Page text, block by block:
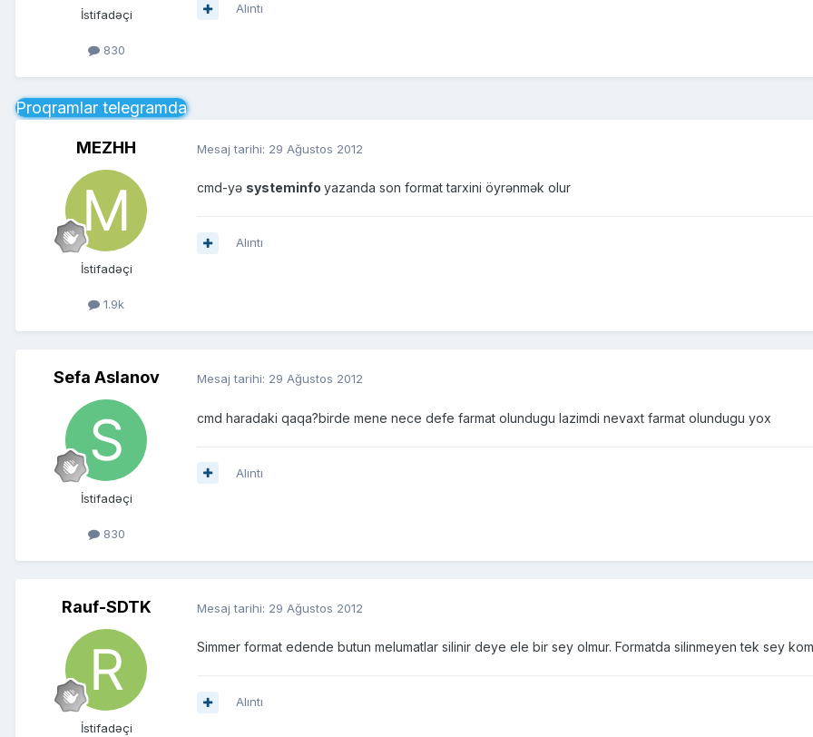
İstifadəçi
830
Alıntı
Proqramlar telegramda
MEZHH
İstifadəçi
1.9k
Mesaj tarihi: 29 Ağustos 2012
cmd-yə systeminfo yazanda son format tarxini öyrənmək olur
Alıntı
Sefa Aslanov
İstifadəçi
830
Mesaj tarihi: 29 Ağustos 2012
cmd haradaki qaqa?birde mene nece defe farmat olundugu lazimdi nevaxt farmat olundugu yox
Alıntı
Rauf-SDTK
İstifadəçi
Mesaj tarihi: 29 Ağustos 2012
Simmer format edende butun melumatlar silinir deye ele bir sey olmur. Formatda silinmeyen tek sey
Alıntı